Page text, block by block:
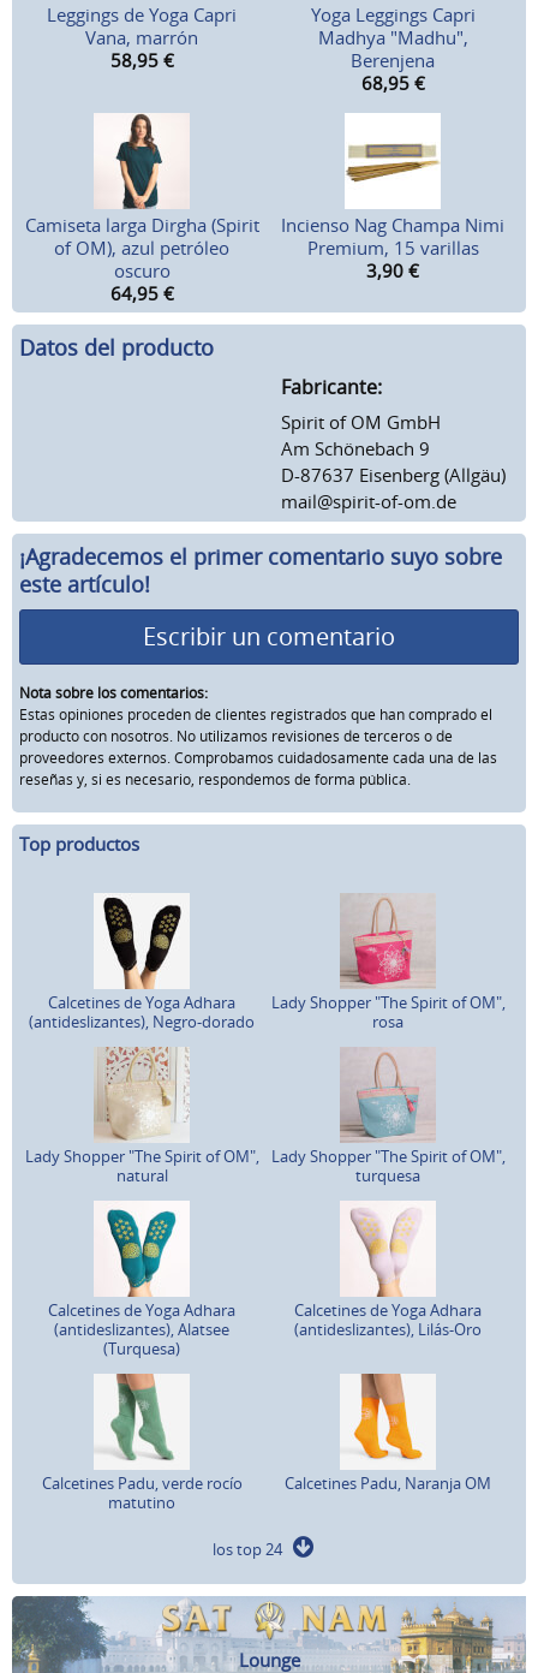
Leggings de Yoga Capri
Vana, marrón
58,95 €
Yoga Leggings Capri
Madhya "Madhu",
Berenjena
68,95 €
Camiseta larga Dirgha (Spirit
of OM), azul petróleo
oscuro
64,95 €
Incienso Nag Champa Nimi
Premium, 15 varillas
3,90 €
Datos del producto
Fabricante:
Spirit of OM GmbH
Am Schönebach 9
D-87637 Eisenberg (Allgäu)
mail@spirit-of-om.de
¡Agradecemos el primer comentario suyo sobre
este artículo!
Escribir un comentario
Nota sobre los comentarios:
Estas opiniones proceden de clientes registrados que han comprado el
producto con nosotros. No utilizamos revisiones de terceros o de
proveedores externos. Comprobamos cuidadosamente cada una de las
reseñas y, si es necesario, respondemos de forma pública.
Top productos
Calcetines de Yoga Adhara
(antideslizantes), Negro-dorado
Lady Shopper "The Spirit of OM",
rosa
Lady Shopper "The Spirit of OM",
natural
Lady Shopper "The Spirit of OM",
turquesa
Calcetines de Yoga Adhara
(antideslizantes), Alatsee
(Turquesa)
Calcetines de Yoga Adhara
(antideslizantes), Lilás-Oro
Calcetines Padu, verde rocío
matutino
Calcetines Padu, Naranja OM
los top 24
Lounge